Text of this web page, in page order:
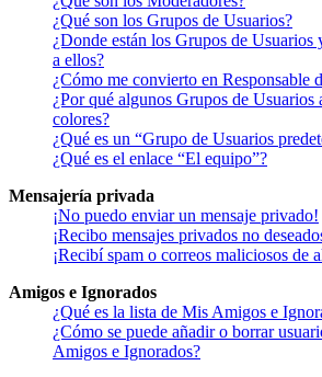
¿Qué son los Grupos de Usuarios?
¿Donde están los Grupos de
a ellos?
¿Cómo me convierto en Responsable
¿Por qué algunos Grupos de Usuarios
colores?
¿Qué es un “Grupo de Usuarios
¿Qué es el enlace “El equipo”?
Mensajería privada
¡No puedo enviar un mensaje privado!
¡Recibo mensajes privados no
¡Recibí spam o correos maliciosos de
Amigos e Ignorados
¿Qué es la lista de Mis Amigos e
¿Cómo se puede añadir o borrar
Amigos e Ignorados?